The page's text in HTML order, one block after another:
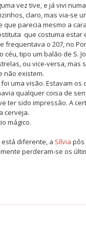
vez tive, e já vivi
claro, mas via-se
que parecia mesmo a
que costuma
frequentava o 207, no
tipo um balão de S.
ou vice-versa, mas
não existem.
uma visão. Estavam os
qualquer coisa de
ter sido impressão. A
cerveja.
mágico.
está diferente, a Sílvia pôs
perderam-se os